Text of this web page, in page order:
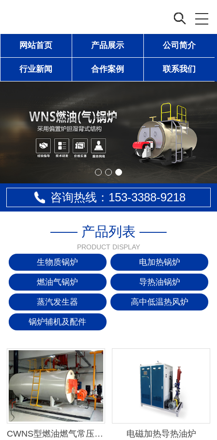
网站首页 产品展示 公司简介
行业新闻 合作案例 联系我们
咨询热线：153-3388-9218
—— 产品列表 ——
PRODUCT DISPLAY
生物质锅炉 电加热锅炉
燃油气锅炉 导热油锅炉
蒸汽发生器 高中低温热风炉
锅炉辅机及配件
CWNS型燃油燃气常压热水锅炉 电磁加热导热油炉